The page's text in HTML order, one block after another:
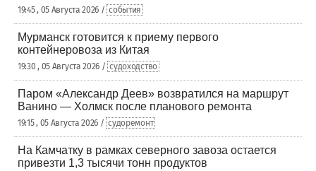
19:45 , 05 Августа 2026 / события
Мурманск готовится к приему первого
контейнеровоза из Китая
19:30 , 05 Августа 2026 / судоходство
Паром «Александр Деев» возвратился на маршрут
Ванино — Холмск после планового ремонта
19:15 , 05 Августа 2026 / судоремонт
На Камчатку в рамках северного завоза остается
привезти 1,3 тысячи тонн продуктов